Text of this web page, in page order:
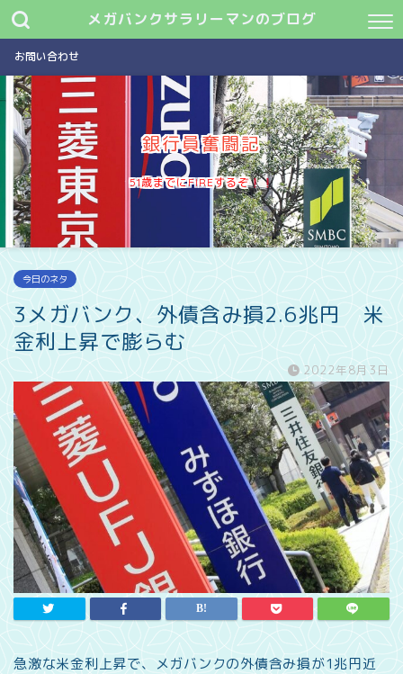
メガバンクサラリーマンのブログ
お問い合わせ
銀行員奮闘記
51歳までにFIREするぞ
今日のネタ
3メガバンク、外債含み損2.6兆円 米
金利上昇で膨らむ
2022年8月3日
急激な米金利上昇で、メガバンクの外債含み損が1兆円近